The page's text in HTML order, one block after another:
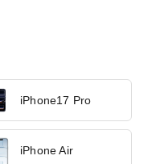
iPhone17 Pro
iPhone Air